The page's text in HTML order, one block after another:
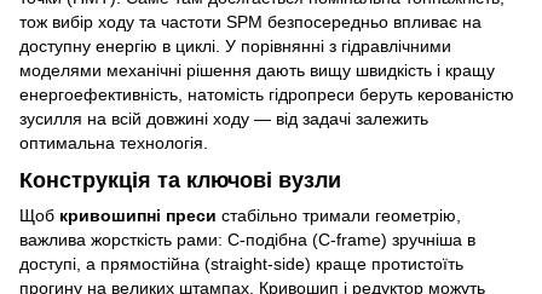
тож вибір ходу та частоти SPM безпосередньо впливає на
доступну енергію в циклі. У порівнянні з гідравлічними
моделями механічні рішення дають вищу швидкість і кращу
енергоефективність, натомість гідропреси беруть керованістю
зусилля на всій довжині ходу — від задачі залежить
оптимальна технологія.
Конструкція та ключові вузли
Щоб кривошипні преси стабільно тримали геометрію,
важлива жорсткість рами: С-подібна (C-frame) зручніша в
доступі, а прямостійна (straight-side) краще протистоїть
прогину на великих штампах. Кривошип і редуктор можуть